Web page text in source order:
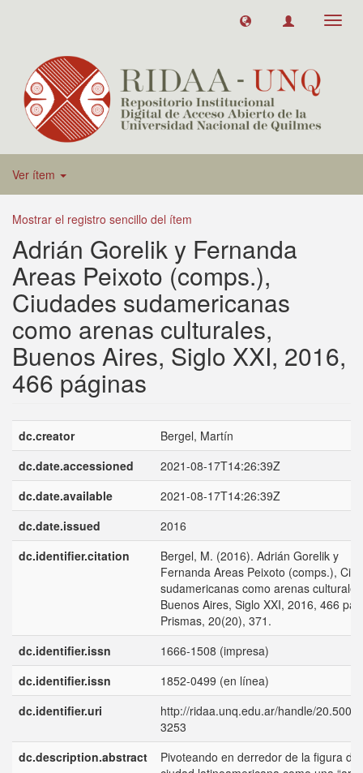
Ver ítem
Mostrar el registro sencillo del ítem
Adrián Gorelik y Fernanda
Areas Peixoto (comps.),
Ciudades sudamericanas
como arenas culturales,
Buenos Aires, Siglo XXI, 2016,
466 páginas
dc.creator
Bergel, Martín
dc.date.accessioned
2021-08-17T14:26:39Z
dc.date.available
2021-08-17T14:26:39Z
dc.date.issued
2016
dc.identifier.citation
Bergel, M. (2016). Adrián Gorelik y
Fernanda Areas Peixoto (comps.),
sudamericanas como arenas
Buenos Aires, Siglo XXI, 2016, 466
Prismas, 20(20), 371.
dc.identifier.issn
1666-1508 (impresa)
dc.identifier.issn
1852-0499 (en línea)
dc.identifier.uri
http://ridaa.unq.edu.ar/handle/
3253
dc.description.abstract
Pivoteando en derredor de la figura de